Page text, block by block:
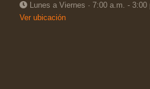
Lunes a Viernes · 7:00 a.m. - 3:00
Ver ubicación